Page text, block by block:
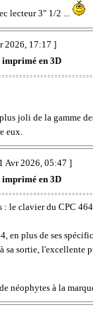
lecteur 3" 1/2 ...
2026, 17:17 ]
en 3D
joli de la gamme
eux.
Avr 2026, 05:47 ]
en 3D
le clavier du CPC
en plus de ses
sa sortie,
néophytes à la